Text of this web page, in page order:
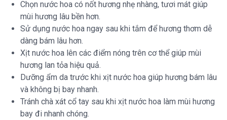
Chọn nước hoa có nốt hương nhẹ nhàng, tươi mát giúp
mùi hương lâu bền hơn.
Sử dụng nước hoa ngay sau khi tắm để hương thơm dễ
dàng bám lâu hơn.
Xịt nước hoa lên các điểm nóng trên cơ thể giúp mùi
hương lan tỏa hiệu quả.
Dưỡng ẩm da trước khi xịt nước hoa giúp hương bám lâu
và không bị bay nhanh.
Tránh chà xát cổ tay sau khi xịt nước hoa làm mùi hương
bay đi nhanh chóng.